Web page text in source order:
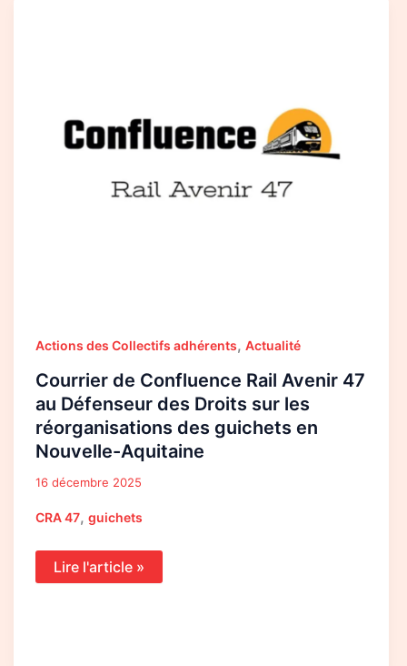
Actions des Collectifs adhérents, Actualité
Courrier de Confluence Rail Avenir 47
au Défenseur des Droits sur les
réorganisations des guichets en
Nouvelle-Aquitaine
16 décembre 2025
CRA 47, guichets
des
Droits
sur
réorganisations
Lire l'article »